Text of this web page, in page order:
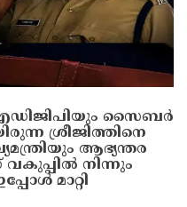
സൈബർ
ശ്രീജിത്തിനെ
ആഭ്യന്തര
വകുപ്പിൽ നിന്നും
മാറ്റി